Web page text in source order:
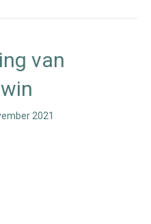
van
2021